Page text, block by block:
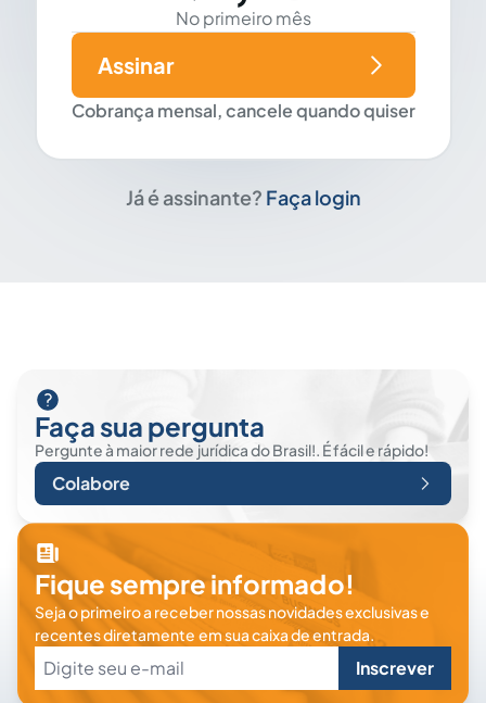
No primeiro mês
Cobrança mensal, cancele quando quiser
Assinar
Já é assinante? Faça login
Faça sua pergunta
Pergunte à maior rede jurídica do Brasil!. É fácil e rápido!
Colabore
Fique sempre informado!
Seja o primeiro a receber nossas novidades exclusivas e
recentes diretamente em sua caixa de entrada.
Inscrever